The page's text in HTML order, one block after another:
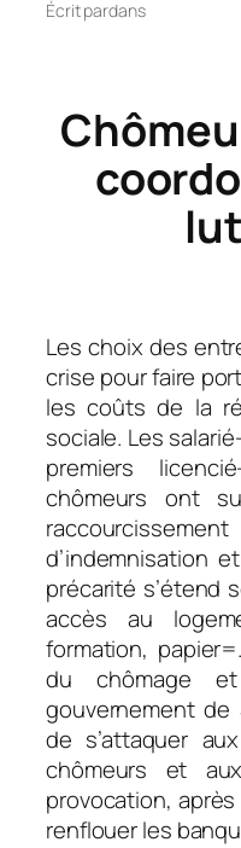
Écrit pardans
Les choix des
crise pour faire
les coûts de la
sociale. Les
premiers
chômeurs ont
d’indemnisation
précarité s’étend
accès au
formation,
du chômage
gouvernement
de s’attaquer
chômeurs et
provocation,
renflouer les